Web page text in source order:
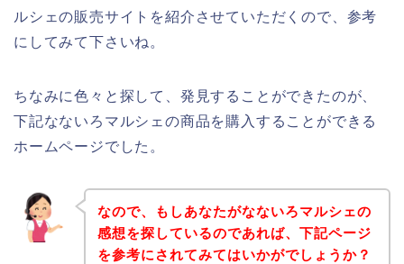
ルシェの販売サイトを紹介させていただくので、参考
にしてみて下さいね。
ちなみに色々と探して、発見することができたのが、
下記なないろマルシェの商品を購入することができる
ホームページでした。
なので、もしあなたがなないろマルシェの
感想を探しているのであれば、下記ページ
を参考にされてみてはいかがでしょうか？